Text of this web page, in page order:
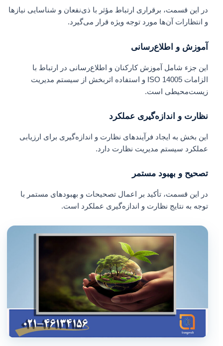
در این قسمت، برقراری ارتباط مؤثر با ذی‌نفعان و شناسایی نیازها
و انتظارات آن‌ها مورد توجه ویژه قرار می‌گیرد.
آموزش و اطلاع‌رسانی
این جزء شامل آموزش کارکنان و اطلاع‌رسانی در ارتباط با
الزامات ISO 14005 و استفاده اثربخش از سیستم مدیریت
زیست‌محیطی است.
نظارت و اندازه‌گیری عملکرد
این بخش به ایجاد فرآیندهای نظارت و اندازه‌گیری برای ارزیابی
عملکرد سیستم مدیریت نظارت دارد.
تصحیح و بهبود مستمر
در این قسمت، تأکید بر اعمال تصحیحات و بهبودهای مستمر با
توجه به نتایج نظارت و اندازه‌گیری عملکرد است.